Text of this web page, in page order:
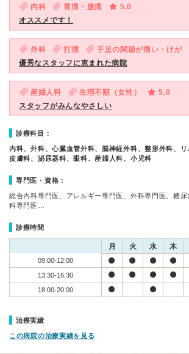
内科 胃痛・腹痛
5.0
オススメです！
外科 打撲 手足の関節が痛い・けが
優秀なスタッフに恵まれた病院
産婦人科 生理不順（女性）
5.0
スタッフがみんなやさしい
診療科目：
内科、外科、心臓血管外科、脳神経外科、整形外科、リ
皮膚科、泌尿器科、眼科、産婦人科、小児科
専門医・資格：
総合内科専門医、アレルギー専門医、外科専門医、糖
科専門医…
診療時間
月 火 水 木
09:00-12:00
13:30-16:30
18:00-20:00
治療実績
この病院の治療実績を見る